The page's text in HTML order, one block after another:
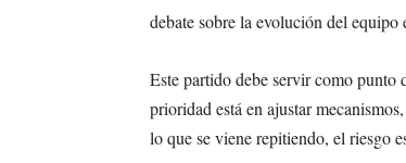
debate sobre la evolución del
Este partido debe servir como punto
prioridad está en ajustar mecanismos,
lo que se viene repitiendo, el riesgo